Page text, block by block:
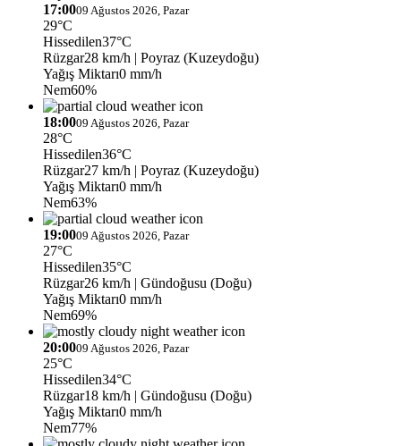
17:0009 Ağustos 2026, Pazar
29°C
Hissedilen37°C
Rüzgar28 km/h | Poyraz (Kuzeydoğu)
Yağış Miktarı0 mm/h
Nem60%
18:0009 Ağustos 2026, Pazar
28°C
Hissedilen36°C
Rüzgar27 km/h | Poyraz (Kuzeydoğu)
Yağış Miktarı0 mm/h
Nem63%
19:0009 Ağustos 2026, Pazar
27°C
Hissedilen35°C
Rüzgar26 km/h | Gündoğusu (Doğu)
Yağış Miktarı0 mm/h
Nem69%
20:0009 Ağustos 2026, Pazar
25°C
Hissedilen34°C
Rüzgar18 km/h | Gündoğusu (Doğu)
Yağış Miktarı0 mm/h
Nem77%